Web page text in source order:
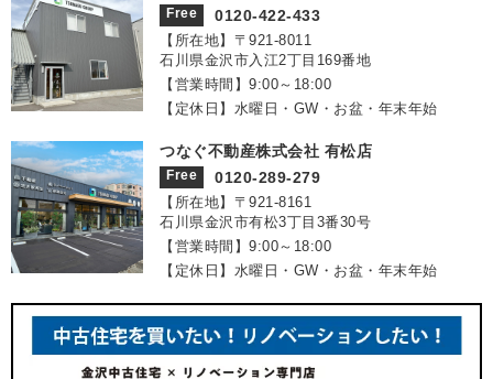
Free 0120-422-433
【所在地】〒921‐8011
石川県金沢市入江2丁目169番地
【営業時間】9:00～18:00
【定休日】水曜日・GW・お盆・年末年始
つなぐ不動産株式会社 有松店
Free 0120-289-279
【所在地】〒921‐8161
石川県金沢市有松3丁目3番30号
【営業時間】9:00～18:00
【定休日】水曜日・GW・お盆・年末年始